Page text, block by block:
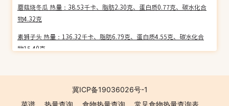
蘑菇烧冬瓜 热量：38.53千卡、脂肪2.30克、蛋白质0.77克、碳水化合
物4.32克
素狮子头 热量：136.32千卡、脂肪6.79克、蛋白质4.55克、碳水化合
物15.40克
合物3.66克
腐竹烧肉 热量：486.68千卡、脂肪46.02克、蛋白质12.05克、碳水化
冀ICP备19036026号-1